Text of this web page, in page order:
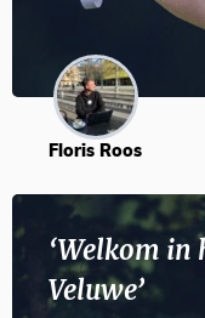
Floris Roos
‘Welkom in
Veluwe’